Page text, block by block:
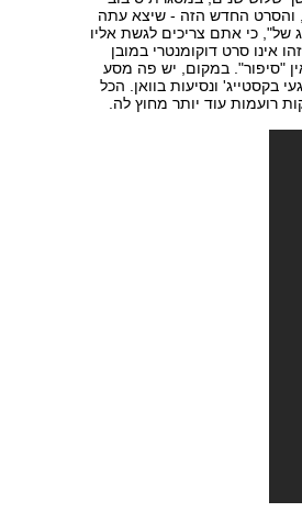
והסרט החדש הזה - שיצא עתה
של", כי אתם צריכים לגשת אליו
אינו סרט דוקומנטרי במובן
אין "סיפור". במקום, יש פה מסע
בקסטייג' ונסיעות בוואן. הכל
רועמות עוד יותר מחוץ לה.